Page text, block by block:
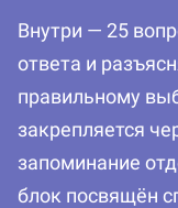
Внутри — 25
ответа и
правильному
закрепляется
запоминание
блок посвящён